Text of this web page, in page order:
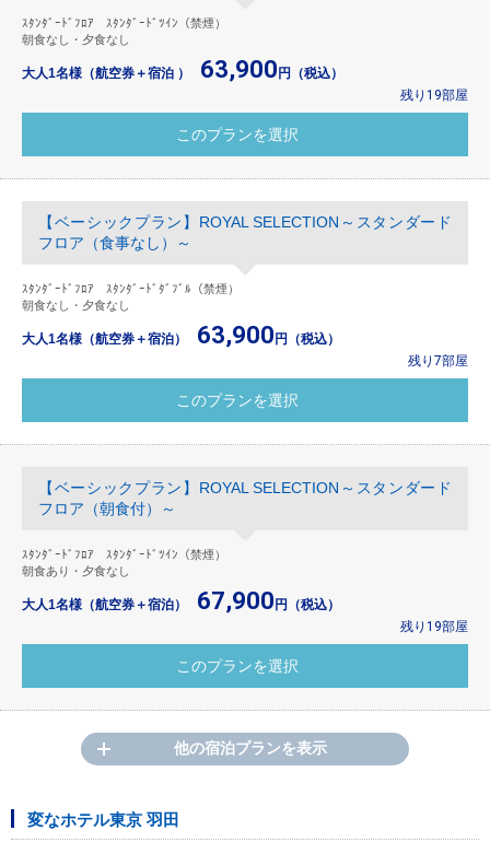
ｽﾀﾝﾀﾞｰﾄﾞﾌﾛｱ ｽﾀﾝﾀﾞｰﾄﾞﾂｲﾝ（禁煙）
朝食なし・夕食なし
大人1名様（航空券＋宿泊 ） 63,900円（税込）
残り19部屋
【ベーシックプラン】ROYAL SELECTION～スタンダード
フロア（食事なし）～
ｽﾀﾝﾀﾞｰﾄﾞﾌﾛｱ ｽﾀﾝﾀﾞｰﾄﾞﾀﾞﾌﾞﾙ（禁煙）
朝食なし・夕食なし
大人1名様（航空券＋宿泊） 63,900円（税込）
残り7部屋
【ベーシックプラン】ROYAL SELECTION～スタンダード
フロア（朝食付）～
ｽﾀﾝﾀﾞｰﾄﾞﾌﾛｱ ｽﾀﾝﾀﾞｰﾄﾞﾂｲﾝ（禁煙）
朝食あり・夕食なし
大人1名様（航空券＋宿泊） 67,900円（税込）
残り19部屋
他の宿泊プランを表示
変なホテル東京 羽田